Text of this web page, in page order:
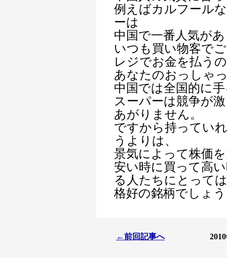
例えばカルフール
ーは
中国で一番人気が
いつも買い物客で
レジでお金を払う
あなたのおっしゃ
中国では全国的に
スーパーは競争が
あがりません。
ですから持ってい
うよりは、
景気によって株価
安い時に買って高
る人たちにとっては
格好の銘柄でしょ
←前回記事へ